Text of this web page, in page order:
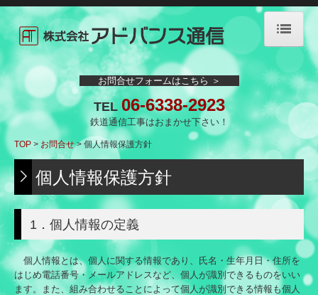
TOP
会社案内
業務内容
受注工事歴
採用情報
先輩社員の声
お問合せフォームはこちら ＞
TEL 06-6338-2923
鉄道通信工事はおまかせ下さい！
TOP お問合せ 個人情報保護方針
個人情報保護方針
1．個人情報の定義
個人情報とは、個人に関する情報であり、氏名・生年月日・住所を
はじめ電話番号・メールアドレスなど、個人が識別できるものをいい
ます。また、組み合わせることによって個人が識別できる情報も個人